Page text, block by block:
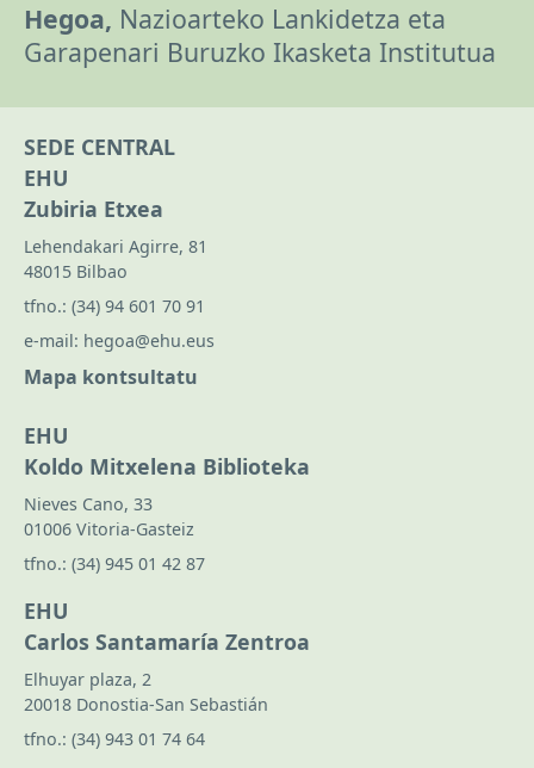
Hegoa, Nazioarteko Lankidetza eta
Garapenari Buruzko Ikasketa Institutua
SEDE CENTRAL
EHU
Zubiria Etxea
Lehendakari Agirre, 81
48015 Bilbao
tfno.: (34) 94 601 70 91
e-mail: hegoa@ehu.eus
Mapa kontsultatu
EHU
Koldo Mitxelena Biblioteka
Nieves Cano, 33
01006 Vitoria-Gasteiz
tfno.: (34) 945 01 42 87
EHU
Carlos Santamaría Zentroa
Elhuyar plaza, 2
20018 Donostia-San Sebastián
tfno.: (34) 943 01 74 64